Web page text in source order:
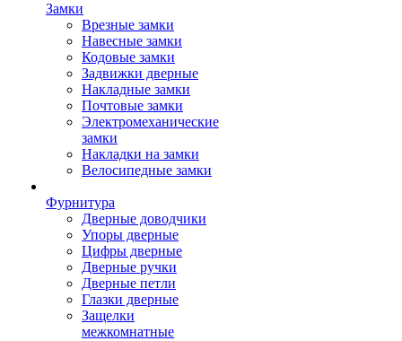
Замки
Врезные замки
Навесные замки
Кодовые замки
Задвижки дверные
Накладные замки
Почтовые замки
Электромеханические
замки
Накладки на замки
Велосипедные замки
Фурнитура
Дверные доводчики
Упоры дверные
Цифры дверные
Дверные ручки
Дверные петли
Глазки дверные
Защелки
межкомнатные